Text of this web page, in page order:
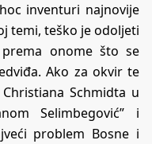
inventuri najnovije
temi, teško je odoljeti
onome što se
Ako za okvir te
Schmidta u
Selimbegović” i
problem Bosne i